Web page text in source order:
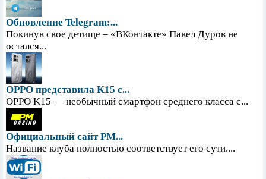
Обновление Telegram:...
Покинув свое детище – «ВКонтакте» Павел Дуров не
остался...
OPPO представила K15 с...
OPPO K15 — необычный смартфон среднего класса с...
Официальный сайт PM...
Название клуба полностью соответствует его сути....